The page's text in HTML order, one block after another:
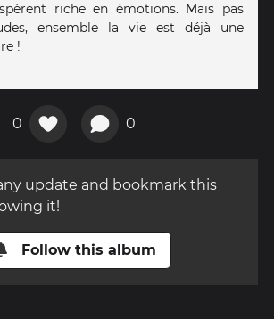
riche en émotions. Mais pas
ensemble la vie est déjà une
!
0 0
update and bookmark this
it!
Follow this album